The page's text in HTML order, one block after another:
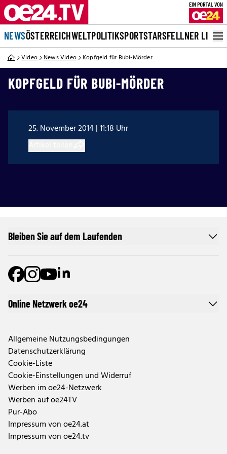
NEWSÖSTERREICHWELTPOLITIKSPORTSTARSFELLNER LIVE
Video News Video Kopfgeld für Bubi-Mörder
KOPFGELD FÜR BUBI-MÖRDER
25. November 2014 | 11:18 Uhr
Online Netzwerk oe24
Allgemeine Nutzungsbedingungen
Datenschutzerklärung
Cookie-Liste
Cookie-Einstellungen und Widerruf
Werben im oe24-Netzwerk
Werben auf oe24TV
Pur-Abo
Impressum von oe24.at
Impressum von oe24.tv
Bleiben Sie auf dem Laufenden